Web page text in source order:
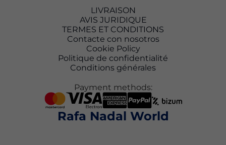
LIVRAISON
AVIS JURIDIQUE
TERMES ET CONDITIONS
Contacte con nosotros
Cookie Policy
Politique de confidentialité
Conditions générales
Payment methods:
Rafa Nadal World